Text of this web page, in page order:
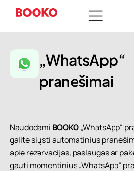
„WhatsApp“
pranešimai
Naudodami BOOKO„WhatsApp“
galite siųsti automatinius
apie rezervacijas, paslaugas ar
gauti momentinius „WhatsApp“